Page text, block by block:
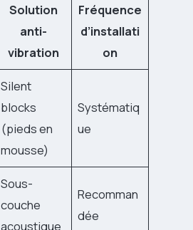
Solution
anti-
vibration
Fréquence
d’installati
on
Silent
blocks
(pieds en
mousse)
Systématiq
ue
Sous-
couche
acoustique
Recomman
dée